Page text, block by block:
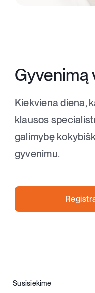
Gyvenimą
Kiekviena diena,
klausos
galimybę
gyvenimu.
Susisiekime